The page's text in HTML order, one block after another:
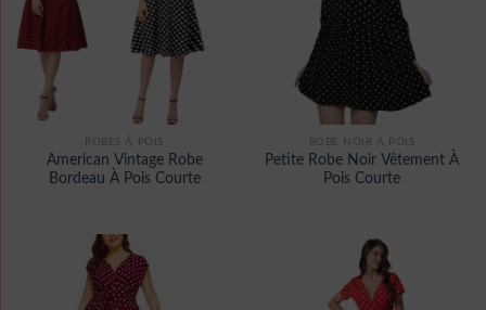
ROBES À POIS
American Vintage Robe
Bordeau À Pois Courte
ROBE NOIR A POIS
Petite Robe Noir Vêtement À
Pois Courte